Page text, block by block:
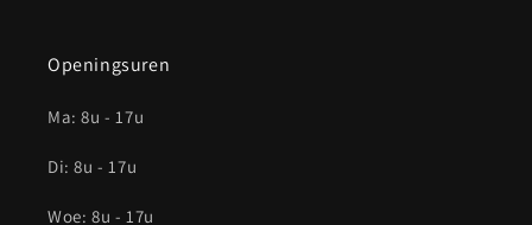
Openingsuren
Ma: 8u - 17u
Di: 8u - 17u
Woe: 8u - 17u